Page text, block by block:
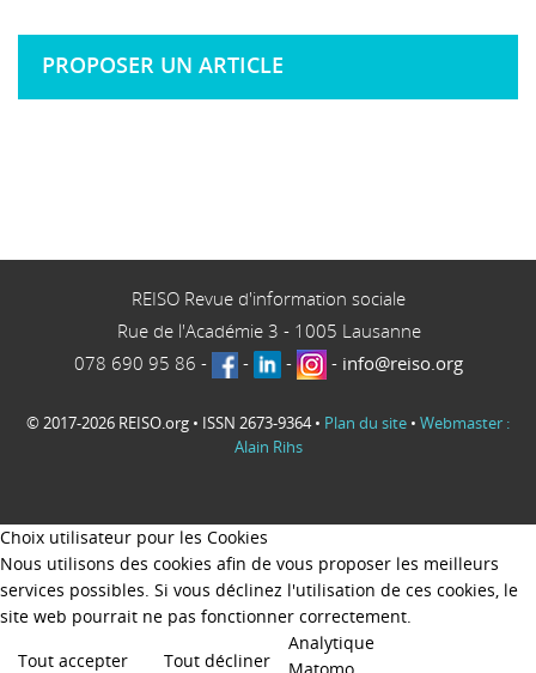
PROPOSER UN ARTICLE
REISO Revue d'information sociale
Rue de l'Académie 3 - 1005 Lausanne
078 690 95 86 - - - - info@reiso.org
© 2017-2026 REISO.org • ISSN 2673-9364 • Plan du site • Webmaster :
Alain Rihs
Choix utilisateur pour les Cookies
Nous utilisons des cookies afin de vous proposer les meilleurs
services possibles. Si vous déclinez l'utilisation de ces cookies, le
site web pourrait ne pas fonctionner correctement.
Tout accepter
Tout décliner
Analytique